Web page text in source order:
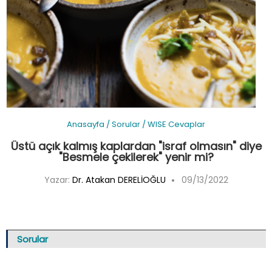
Anasayfa /Sorular /WISE Cevaplar
Üstü açık kalmış kaplardan "israf olmasın" diye
"Besmele çekilerek" yenir mi?
Yazar: Dr. Atakan DERELİOĞLU 09/13/2022
Sorular